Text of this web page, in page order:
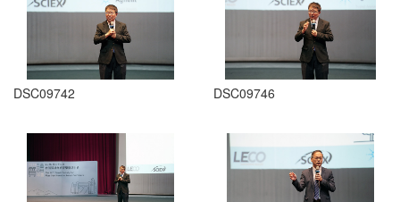
DSC09742 DSC09746